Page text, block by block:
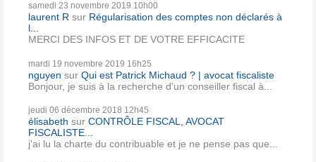
samedi 23 novembre 2019 10h00
laurent R sur Régularisation des comptes non déclarés à
l...
MERCI DES INFOS ET DE VOTRE EFFICACITE
mardi 19 novembre 2019 16h25
nguyen sur Qui est Patrick Michaud ? | avocat fiscaliste
Bonjour, je suis à la recherche d'un conseiller fiscal à...
jeudi 06 décembre 2018 12h45
élisabeth sur CONTRÔLE FISCAL, AVOCAT
FISCALISTE...
j'ai lu la charte du contribuable et je ne pense pas que...